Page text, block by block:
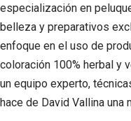
especialización en
belleza y preparativos
enfoque en el uso de
coloración 100% herbal y
un equipo experto,
hace de David Vallina una